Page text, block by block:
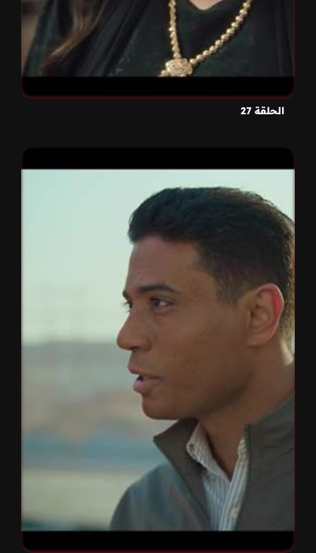
الحلقة 27